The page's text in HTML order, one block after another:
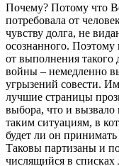
Почему? Потому что
потребовала от
чувству долга, не
осознанного.
от выполнения такого
войны – немедленно
угрызений совести.
лучшие страницы
выбора, что и
таким ситуациям, в
будет ли он
Таковы партизаны и
числящийся в списках